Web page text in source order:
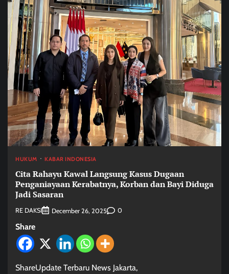
HUKUM KABAR INDONESIA
Cita Rahayu Kawal Langsung Kasus Dugaan
Penganiayaan Kerabatnya, Korban dan Bayi Diduga
Jadi Sasaran
RE DAKSI December 26, 2025 0
Share
ShareUpdate Terbaru News Jakarta,